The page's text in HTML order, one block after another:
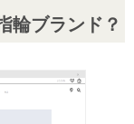
輪ブランド？